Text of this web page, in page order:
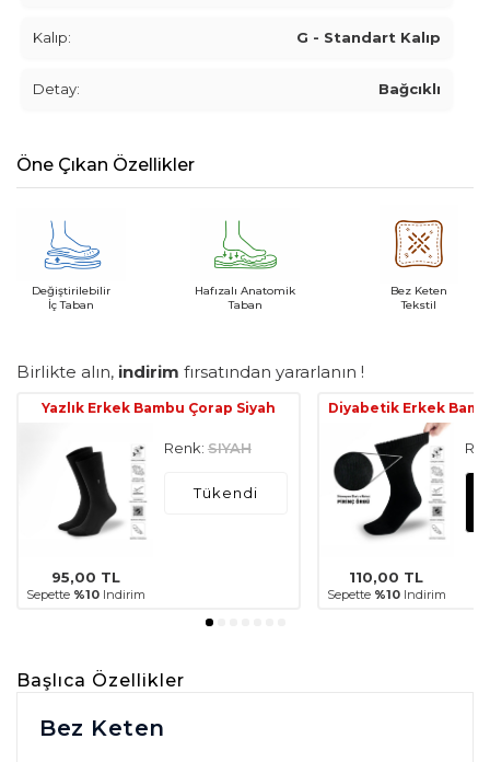
Kalıp: G - Standart Kalıp
Detay: Bağcıklı
Öne Çıkan Özellikler
Değiştirilebilir
İç Taban
Hafızalı Anatomik
Taban
Bez Keten
Tekstil
Birlikte alın, indirim fırsatından yararlanın !
Yazlık Erkek Bambu Çorap Siyah
95,00 TL
Sepette %10Indirim
Renk: SIYAH
Tükendi
Diyabetik Erkek
110,00 TL
Sepette %10Indirim
Başlıca Özellikler
Bez Keten